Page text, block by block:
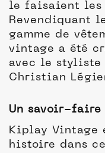
le faisaient les
Revendiquant
gamme de
vintage a été
avec le styliste
Christian
Un savoir-faire
Kiplay Vintage
histoire dans